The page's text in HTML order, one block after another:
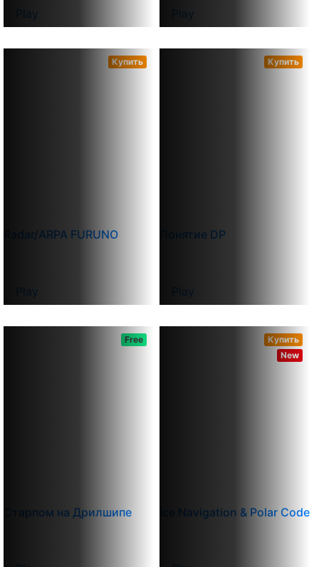
Play Play
Купить
Radar/ARPA FURUNO
Play
Купить
Понятие DP
Play
Free
Старпом на Дрилшипе
Купить
New
Ice Navigation & Polar Code